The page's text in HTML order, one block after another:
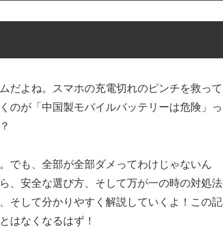
だよね。スマホの充電切れのピンチを救って
のが「中国製モバイルバッテリーは危険」っ
でも、全部が全部ダメってわけじゃないん
、安全な選び方、そして万が一の時の対処法
そして分かりやすく解説していくよ！この記
はなくなるはず！